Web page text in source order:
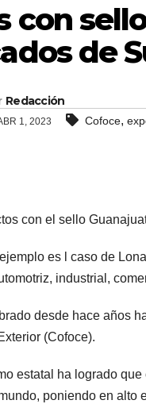
con
de
Redacción
1, 2023 Cofoce,
con el sello
es l caso de
industrial,
desde hace años
(Cofoce).
estatal ha logrado
poniendo en alto